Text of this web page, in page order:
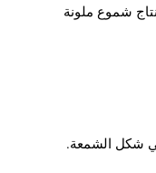
شموع ملونة
شكل الشمعة.